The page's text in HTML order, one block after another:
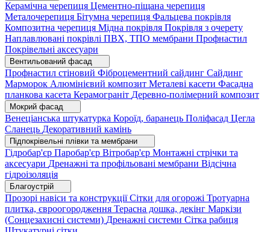
Керамічна черепиця Цементно-піщана черепиця
Металочерепиця Бітумна черепиця Фальцева покрівля
Композитна черепиця Мідна покрівля Покрівля з очерету
Наплавлювані покрівлі ПВХ, ТПО мембрани Профнастил
Покрівельні аксесуари
Вентильований фасад
Профнастил стіновий Фіброцементний сайдинг Сайдинг
Марморок Алюмінієвий композит Металеві касети Фасадна
планкова касета Керамограніт Деревно-полімерний композит
Мокрий фасад
Венеціанська штукатурка Короїд, баранець Поліфасад Цегла
Сланець Декоративний камінь
Підпокрівельні плівки та мембрани
Гідробар'єр Паробар'єр Вітробар'єр Монтажні стрічки та
аксесуари Дренажні та профільовані мембрани Відсічна
гідроізоляція
Благоустрій
Прозорі навіси та конструкціїСітки для огорожі Тротуарна
плитка, євроогородження Терасна дошка, декінг Маркізи
(Сонцезахисні системи) Дренажні системи Сітка рабиця